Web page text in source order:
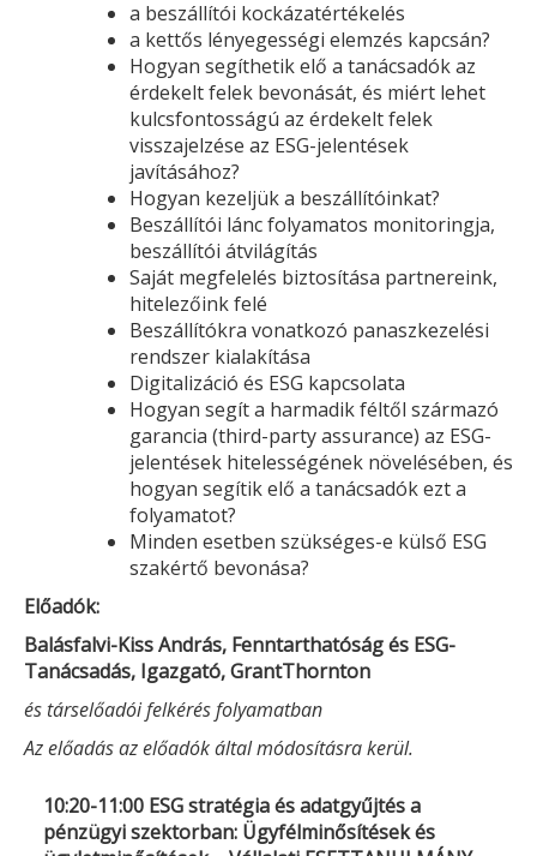
a beszállítói kockázatértékelés
a kettős lényegességi elemzés kapcsán?
Hogyan segíthetik elő a tanácsadók az
érdekelt felek bevonását, és miért lehet
kulcsfontosságú az érdekelt felek
visszajelzése az ESG-jelentések
javításához?
Hogyan kezeljük a beszállítóinkat?
Beszállítói lánc folyamatos monitoringja,
beszállítói átvilágítás
Saját megfelelés biztosítása partnereink,
hitelezőink felé
Beszállítókra vonatkozó panaszkezelési
rendszer kialakítása
Digitalizáció és ESG kapcsolata
Hogyan segít a harmadik féltől származó
garancia (third-party assurance) az ESG-
jelentések hitelességének növelésében, és
hogyan segítik elő a tanácsadók ezt a
folyamatot?
Minden esetben szükséges-e külső ESG
szakértő bevonása?
Előadók:
Balásfalvi-Kiss András, Fenntarthatóság és ESG-
Tanácsadás, Igazgató, GrantThornton
és társelőadói felkérés folyamatban
Az előadás az előadók által módosításra kerül.
10:20-11:00 ESG stratégia és adatgyűjtés a
pénzügyi szektorban: Ügyfélminősítések és